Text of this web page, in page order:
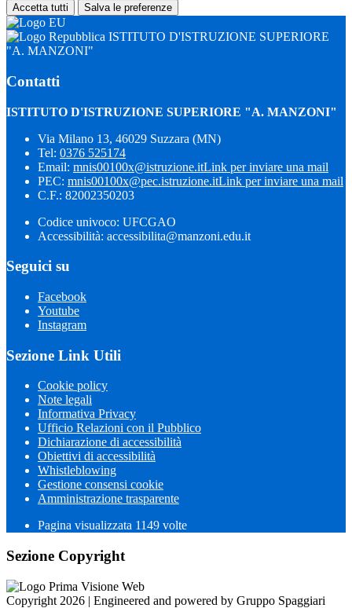
Accetta tutti Salva le preferenze
ISTITUTO D'ISTRUZIONE SUPERIORE
"A. MANZONI"
Contatti
ISTITUTO D'ISTRUZIONE SUPERIORE "A. MANZONI"
Via Milano 13, 46029 Suzzara (MN)
Tel: 0376 525174
Email: mnis00100x@istruzione.itLink per inviare una mail
PEC: mnis00100x@pec.istruzione.itLink per inviare una mail
C.F.: 82002350203
Codice univoco: UFCGAO
Accessibilità: accessibilita@manzoni.edu.it
Seguici su
Facebook
Youtube
Instagram
Sezione Link Utili
Cookie policy
Note legali
Informativa Privacy
Ufficio Relazioni con il Pubblico
Dichiarazione di accessibilità
Obiettivi di accessibilità
Whistleblowing
Gestione consensi cookie
Amministrazione trasparente
Pagina visualizzata 1149 volte
Sezione Copyright
Copyright 2026 | Engineered and powered by Gruppo Spaggiari